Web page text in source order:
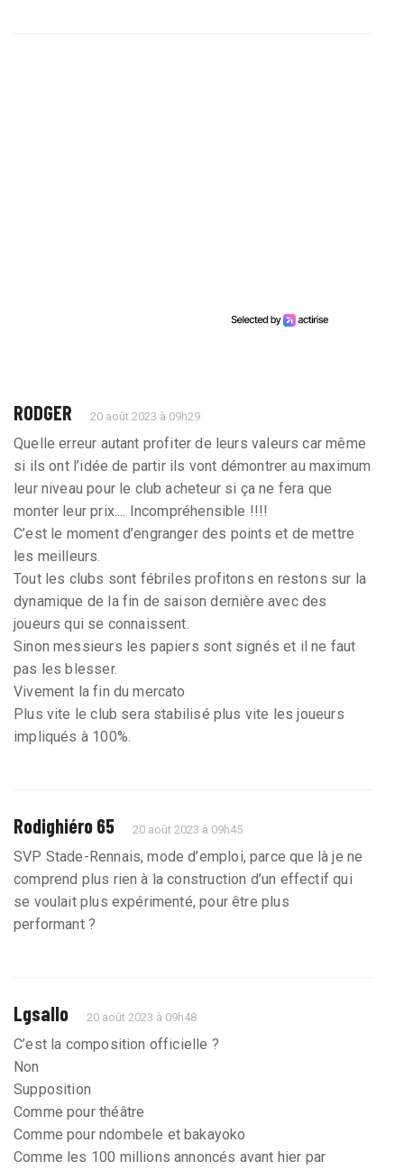
RODGER 20 août 2023 à 09h29
Quelle erreur autant profiter de leurs valeurs car même
si ils ont l’idée de partir ils vont démontrer au maximum
leur niveau pour le club acheteur si ça ne fera que
monter leur prix.... Incompréhensible !!!!
C’est le moment d’engranger des points et de mettre
les meilleurs.
Tout les clubs sont fébriles profitons en restons sur la
dynamique de la fin de saison dernière avec des
joueurs qui se connaissent.
Sinon messieurs les papiers sont signés et il ne faut
pas les blesser.
Vivement la fin du mercato
Plus vite le club sera stabilisé plus vite les joueurs
impliqués à 100%.
Rodighiéro 65 20 août 2023 à 09h45
SVP Stade-Rennais, mode d’emploi, parce que là je ne
comprend plus rien à la construction d’un effectif qui
se voulait plus expérimenté, pour être plus
performant ?
Lgsallo 20 août 2023 à 09h48
C’est la composition officielle ?
Non
Supposition
Comme pour théâtre
Comme pour ndombele et bakayoko
Comme les 100 millions annoncés avant hier par